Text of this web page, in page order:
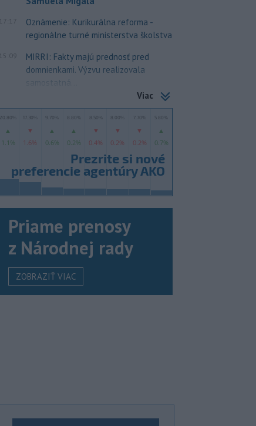
17:17
Oznámenie: Kurikurálna reforma -
regionálne turné ministerstva školstva
15:09
MIRRI: Fakty majú prednosť pred
domnienkami. Výzvu realizovala
samostatná...
Viac
Priame prenosy
z Národnej rady
ZOBRAZIŤ VIAC